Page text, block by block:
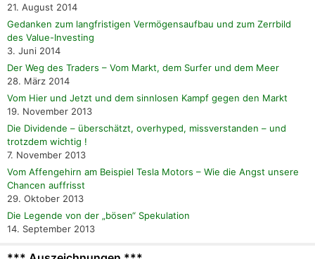
21. August 2014
Gedanken zum langfristigen Vermögensaufbau und zum Zerrbild
des Value-Investing
3. Juni 2014
Der Weg des Traders – Vom Markt, dem Surfer und dem Meer
28. März 2014
Vom Hier und Jetzt und dem sinnlosen Kampf gegen den Markt
19. November 2013
Die Dividende – überschätzt, overhyped, missverstanden – und
trotzdem wichtig !
7. November 2013
Vom Affengehirn am Beispiel Tesla Motors – Wie die Angst unsere
Chancen auffrisst
29. Oktober 2013
Die Legende von der „bösen“ Spekulation
14. September 2013